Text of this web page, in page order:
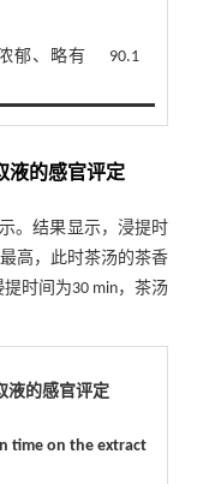
郁、略有
90.1
液的感官评定
。结果显示，浸提时
高，此时茶汤的茶香
时间为30 min，茶汤
液的感官评定
time on the extract